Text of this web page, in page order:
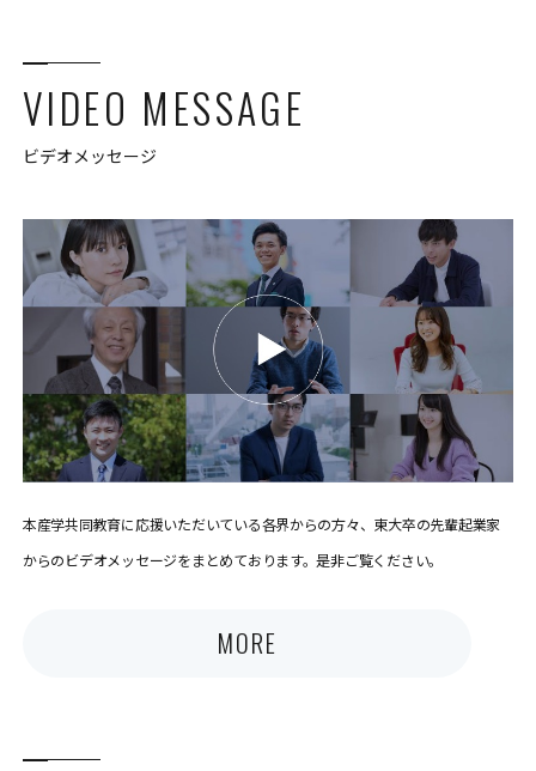
VIDEO MESSAGE
ビデオメッセージ
本産学共同教育に応援いただいている各界からの方々、東大卒の先輩起業家
からのビデオメッセージをまとめております。是非ご覧ください。
MORE